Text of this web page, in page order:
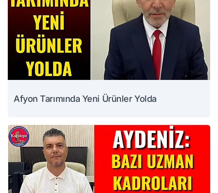
Afyon Tarımında Yeni Ürünler Yolda